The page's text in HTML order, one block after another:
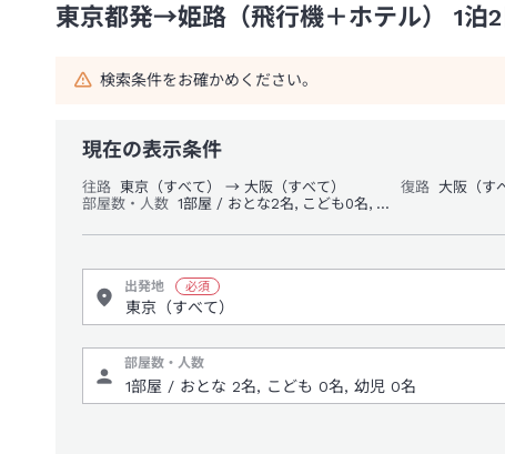
東京都発→姫路（飛行機＋ホテル） 1泊
検索条件をお確かめください。
現在の表示条件
往路 東京（すべて） → 大阪（すべて） 復路 大阪（す
部屋数・人数
1部屋 / おとな2名, こども0名, 幼児0名
出発地
部屋数・人数